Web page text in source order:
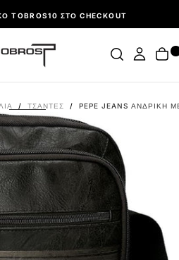
TOBROS10 ΣΤΟ CHECKOUT
/ ΤΣΆΝΤΕΣ / PEPE JEANS ΑΝΔΡΙΚΉ